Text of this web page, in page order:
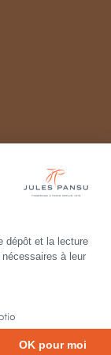
dépôt et la lecture
à leur
OK pour moi